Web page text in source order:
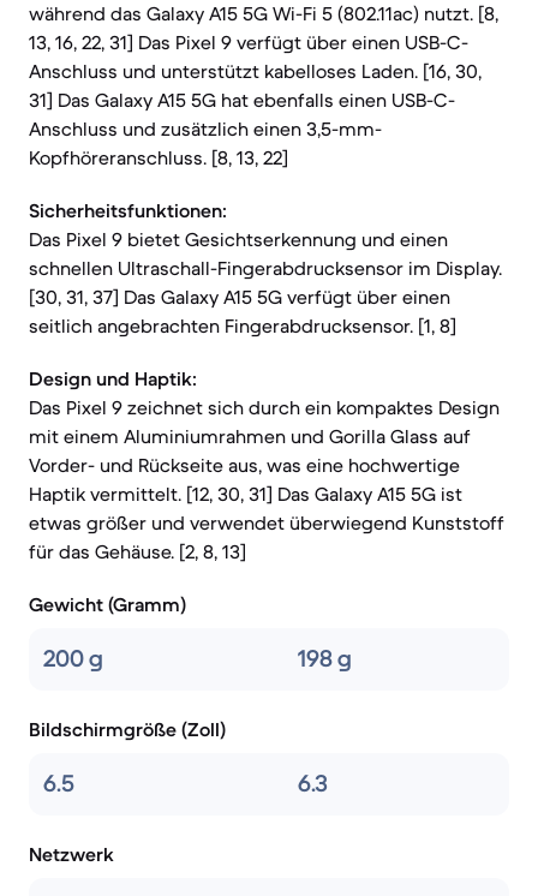
während das Galaxy A15 5G Wi-Fi 5 (802.11ac) nutzt. [8,
13, 16, 22, 31] Das Pixel 9 verfügt über einen USB-C-
Anschluss und unterstützt kabelloses Laden. [16, 30,
31] Das Galaxy A15 5G hat ebenfalls einen USB-C-
Anschluss und zusätzlich einen 3,5-mm-
Kopfhöreranschluss. [8, 13, 22]
Sicherheitsfunktionen:
Das Pixel 9 bietet Gesichtserkennung und einen
schnellen Ultraschall-Fingerabdrucksensor im Display.
[30, 31, 37] Das Galaxy A15 5G verfügt über einen
seitlich angebrachten Fingerabdrucksensor. [1, 8]
Design und Haptik:
Das Pixel 9 zeichnet sich durch ein kompaktes Design
mit einem Aluminiumrahmen und Gorilla Glass auf
Vorder- und Rückseite aus, was eine hochwertige
Haptik vermittelt. [12, 30, 31] Das Galaxy A15 5G ist
etwas größer und verwendet überwiegend Kunststoff
für das Gehäuse. [2, 8, 13]
Gewicht (Gramm)
200 g 198 g
Bildschirmgröße (Zoll)
6.5 6.3
Netzwerk